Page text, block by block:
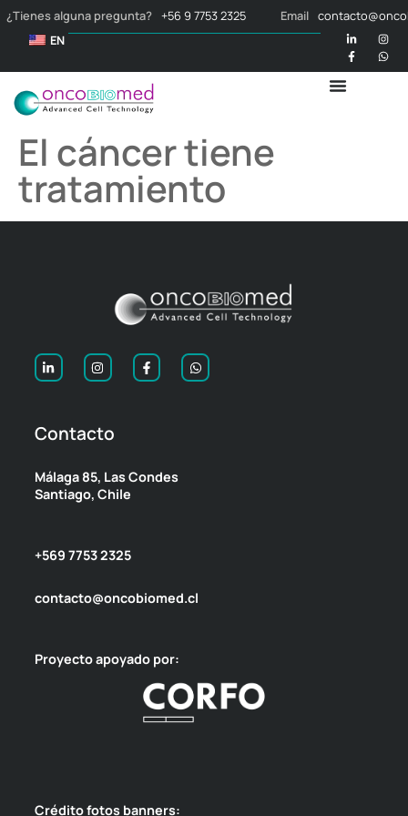
¿Tienes alguna pregunta? +56 9 7753 2325 Email
EN
El cáncer tiene
tratamiento
Contacto
Málaga 85, Las Condes
Santiago, Chile
+569 7753 2325
contacto@oncobiomed.cl
Proyecto apoyado por:
Crédito fotos banners: